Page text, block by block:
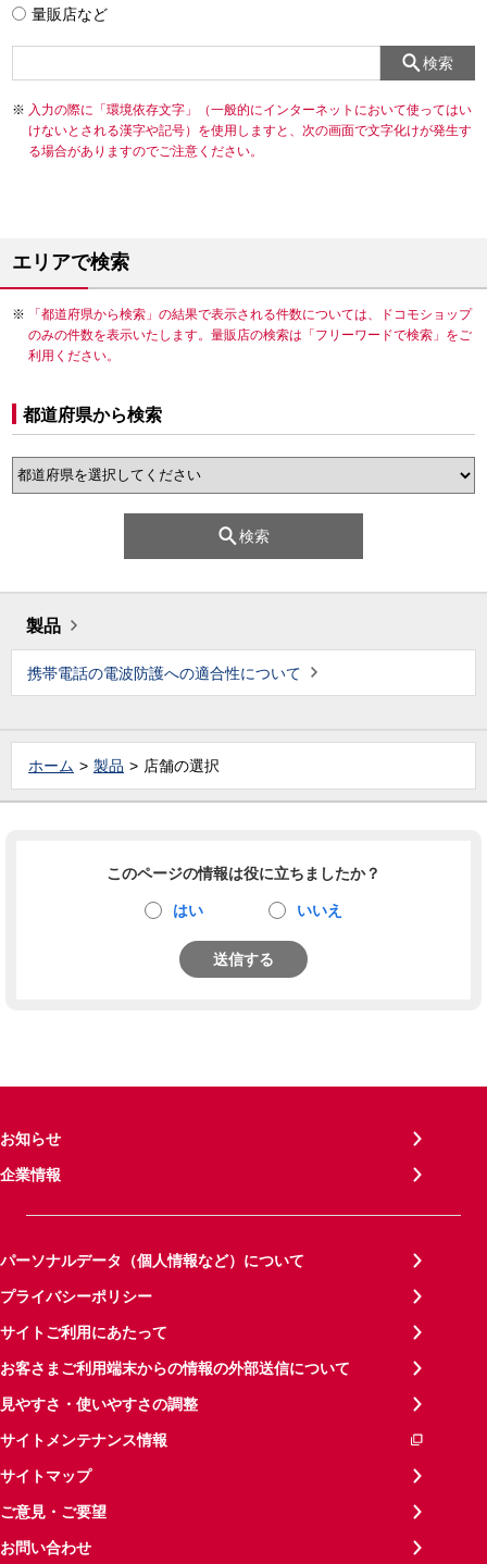
量販店など
検索
入力の際に「環境依存文字」（一般的にインターネットにおいて使ってはい
けないとされる漢字や記号）を使用しますと、次の画面で文字化けが発生す
る場合がありますのでご注意ください。
エリアで検索
「都道府県から検索」の結果で表示される件数については、ドコモショップ
のみの件数を表示いたします。量販店の検索は「フリーワードで検索」をご
利用ください。
都道府県から検索
検索
製品
携帯電話の電波防護への適合性について
ホーム 製品 店舗の選択
このページの情報は役に立ちましたか？
はい いいえ
送信する
お知らせ
企業情報
パーソナルデータ（個人情報など）について
プライバシーポリシー
サイトご利用にあたって
お客さまご利用端末からの情報の外部送信について
見やすさ・使いやすさの調整
サイトメンテナンス情報
サイトマップ
ご意見・ご要望
お問い合わせ